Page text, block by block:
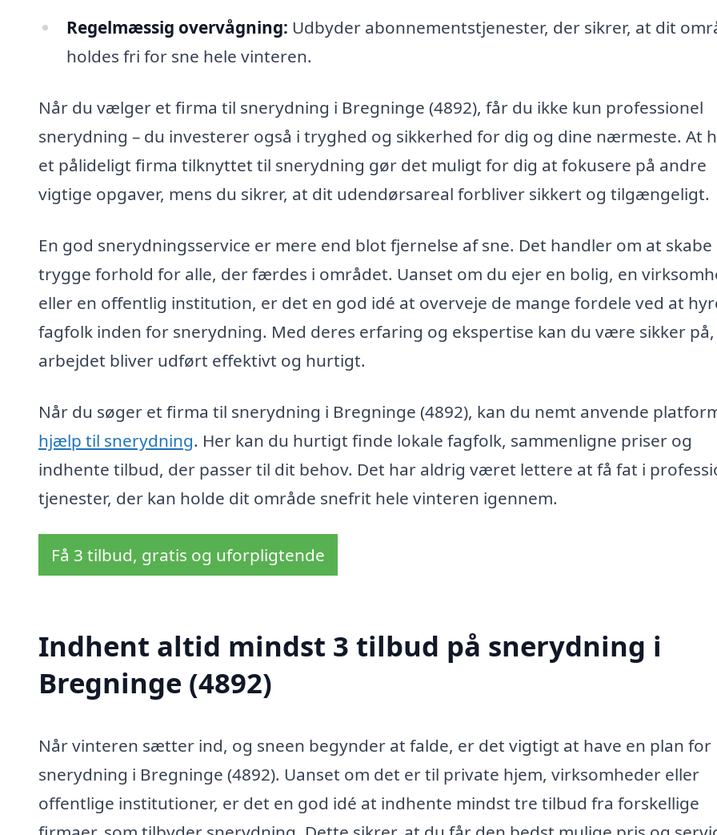
Regelmæssig overvågning: Udbyder abonnementstjenester, der sikrer, at dit
holdes fri for sne hele vinteren.
Når du vælger et firma til snerydning i Bregninge (4892), får du ikke kun professionel
snerydning – du investerer også i tryghed og sikkerhed for dig og dine nærmeste. At
et pålideligt firma tilknyttet til snerydning gør det muligt for dig at fokusere på andre
vigtige opgaver, mens du sikrer, at dit udendørsareal forbliver sikkert og tilgængeligt.
En god snerydningsservice er mere end blot fjernelse af sne. Det handler om at skabe
trygge forhold for alle, der færdes i området. Uanset om du ejer en bolig, en
eller en offentlig institution, er det en god idé at overveje de mange fordele ved at
fagfolk inden for snerydning. Med deres erfaring og ekspertise kan du være sikker
arbejdet bliver udført effektivt og hurtigt.
Når du søger et firma til snerydning i Bregninge (4892), kan du nemt anvende
hjælp til snerydning. Her kan du hurtigt finde lokale fagfolk, sammenligne priser og
indhente tilbud, der passer til dit behov. Det har aldrig været lettere at få fat i
tjenester, der kan holde dit område snefrit hele vinteren igennem.
Få 3 tilbud, gratis og uforpligtende
Indhent altid mindst 3 tilbud på snerydning i
Bregninge (4892)
Når vinteren sætter ind, og sneen begynder at falde, er det vigtigt at have en plan for
snerydning i Bregninge (4892). Uanset om det er til private hjem, virksomheder eller
offentlige institutioner, er det en god idé at indhente mindst tre tilbud fra forskellige